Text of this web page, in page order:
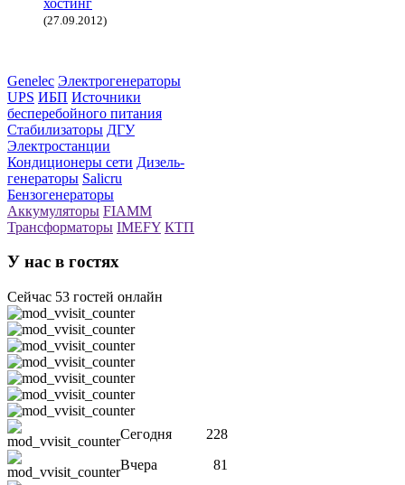
(27.09.2012)
Genelec Электрогенераторы
UPS ИБП Источники
бесперебойного питания
Стабилизаторы ДГУ
Электростанции
Кондиционеры сети Дизель-
генераторы Salicru
Бензогенераторы
Аккумуляторы FIAMM
Трансформаторы IMEFY КТП
У нас в гостях
Сейчас 53 гостей онлайн
Сегодня
228
Вчера
81